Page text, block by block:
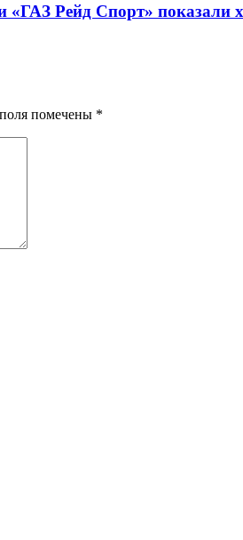
Рейд Спорт» показали
помечены *